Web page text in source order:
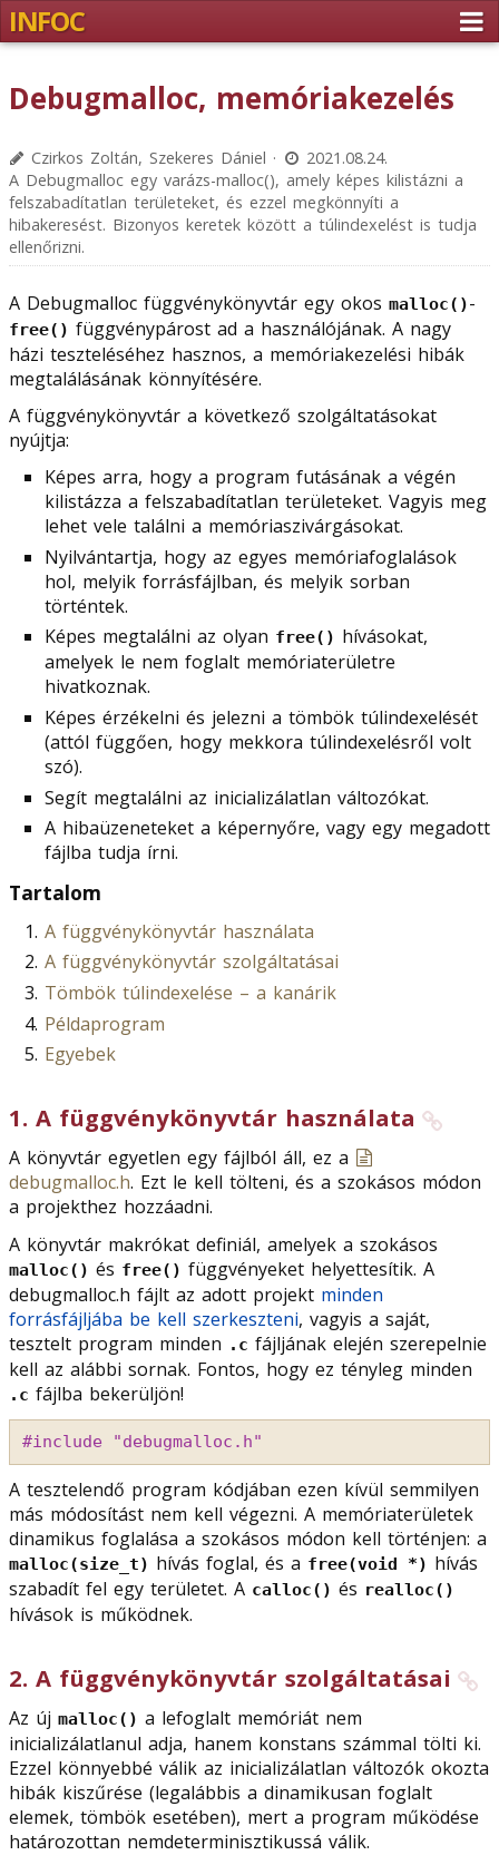
INFOC
Debugmalloc, memóriakezelés
Czirkos Zoltán, Szekeres Dániel ·
2021.08.24.
A Debugmalloc egy varázs-malloc(), amely képes kilistázni a
felszabadítatlan területeket, és ezzel megkönnyíti a
hibakeresést. Bizonyos keretek között a túlindexelést is tudja
ellenőrizni.
A Debugmalloc függvénykönyvtár egy okos malloc()-
free() függvénypárost ad a használójának. A nagy
házi teszteléséhez hasznos, a memóriakezelési hibák
megtalálásának könnyítésére.
A függvénykönyvtár a következő szolgáltatásokat
nyújtja:
Képes arra, hogy a program futásának a végén
kilistázza a felszabadítatlan területeket. Vagyis meg
lehet vele találni a memóriaszivárgásokat.
Nyilvántartja, hogy az egyes memóriafoglalások
hol, melyik forrásfájlban, és melyik sorban
történtek.
Képes megtalálni az olyan free() hívásokat,
amelyek le nem foglalt memóriaterületre
hivatkoznak.
Képes érzékelni és jelezni a tömbök túlindexelését
(attól függően, hogy mekkora túlindexelésről volt
szó).
Segít megtalálni az inicializálatlan változókat.
A hibaüzeneteket a képernyőre, vagy egy megadott
fájlba tudja írni.
Tartalom
A függvénykönyvtár használata
A függvénykönyvtár szolgáltatásai
Tömbök túlindexelése – a kanárik
Példaprogram
Egyebek
1. A függvénykönyvtár használata
A könyvtár egyetlen egy fájlból áll, ez a
debugmalloc.h. Ezt le kell tölteni, és a szokásos módon
a projekthez hozzáadni.
A könyvtár makrókat definiál, amelyek a szokásos
malloc() és free() függvényeket helyettesítik. A
debugmalloc.h fájlt az adott projekt minden
forrásfájljába be kell szerkeszteni, vagyis a saját,
tesztelt program minden .c fájljának elején szerepelnie
kell az alábbi sornak. Fontos, hogy ez tényleg minden
.c fájlba bekerüljön!
#include "debugmalloc.h"
A tesztelendő program kódjában ezen kívül semmilyen
más módosítást nem kell végezni. A memóriaterületek
dinamikus foglalása a szokásos módon kell történjen: a
malloc(size_t) hívás foglal, és a free(void *) hívás
szabadít fel egy területet. A calloc() és realloc()
hívások is működnek.
2. A függvénykönyvtár szolgáltatásai
Az új malloc() a lefoglalt memóriát nem
inicializálatlanul adja, hanem konstans számmal tölti ki.
Ezzel könnyebbé válik az inicializálatlan változók okozta
hibák kiszűrése (legalábbis a dinamikusan foglalt
elemek, tömbök esetében), mert a program működése
határozottan nemdeterminisztikussá válik.